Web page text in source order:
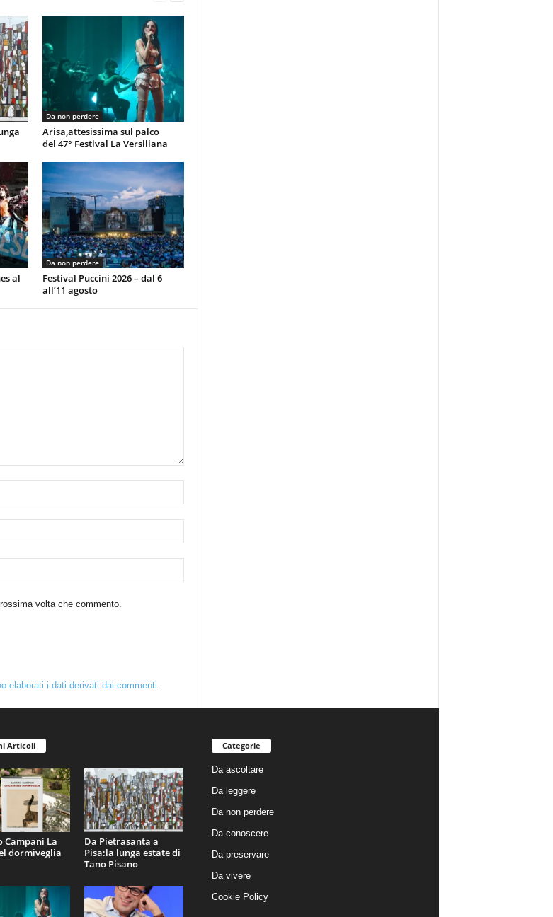
Da non perdere
Arisa,attesissima sul palco
del 47° Festival La Versiliana
al
Da non perdere
Festival Puccini 2026 – dal 6
all’11 agosto
volta che commento.
elaborati i dati derivati dai commenti.
Articoli
Campani La
dormiveglia
Da Pietrasanta a
Pisa:la lunga estate di
Tano Pisano
Categorie
Da ascoltare
Da leggere
Da non perdere
Da conoscere
Da preservare
Da vivere
Cookie Policy